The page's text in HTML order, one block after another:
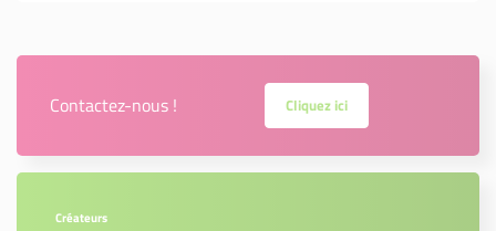
Contactez-nous ! Cliquez ici
Créateurs